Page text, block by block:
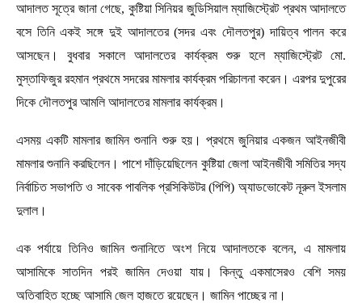
আদালত সূত্রে জানা গেছে, কুষ্টিয়া সিনিয়র জুডিসিয়াল ম্যাজিস্ট্রেট প্রথম আদালতে
বসে তিনি একই সঙ্গে দুই আদালতের (সদর এবং দৌলতপুর) দায়িত্ব পালন করে
আসছেন। বুধবার সকালে আদালতের কার্যক্রম শুরু হলে ম্যাজিস্ট্রেট মো.
মুস্তাফিজুর রহমান প্রথমে সদরের মামলার কার্যক্রম পরিচালনা করেন। এরপর দুপুরের
দিকে দৌলতপুর আমলি আদালতের মামলার কার্যক্রম।
এসময় একটি মামলার জামিন শুনানি শুরু হয়। প্রথমে জুনিয়ার একজন আইনজীবী
মামলার শুনানি করছিলেন। পাশে দাঁড়িয়েছিলেন কুষ্টিয়া জেলা আইনজীবী সমিতির সদ্য
নির্বাচিত সভাপতি ও সাবেক পাবলিক প্রসিকিউটর (পিপি) অ্যাডভোকেট নূরুল ইসলাম
দুলাল।
এক পর্যায়ে তিনিও জামিন শুনানিতে অংশ নিয়ে আদালতকে বলেন, এ মামলায়
আসামিকে সাতদিন পরই জামিন দেওয়া যায়। কিন্তু একমাসেরও বেশি সময়
অতিবাহিত হচ্ছে আসামি জেল হাজতে রয়েছেন। জামিন পাচ্ছের না।